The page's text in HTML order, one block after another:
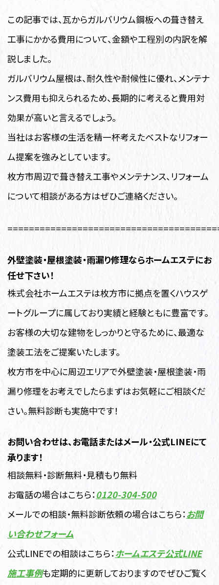
この記事では、瓦からガルバリウム鋼板への葺き替え
工事にかかる費用について、金額や工程別の内訳を解
説しました。
ガルバリウム屋根は、耐久性や耐候性に優れ、メンテナ
ンス費用も抑えられるため、長期的に考えると費用対
効果が高いと言えるでしょう。
当社はお客様の生活を精一杯考えたベストなリフォー
ム提案を強みとしています。
枚方市周辺で葺き替え工事やメンテナンス、リフォーム
について相談がある方はぜひご連絡ください。
外壁塗装・屋根塗装・雨漏り修理ならホームエステにお
任せ下さい！
株式会社ホームエステは枚方市に拠点を置くハウスゲ
ートグループに属しており実績と経験ともに豊富です。
お客様の大切な建物をしっかりと守るために、最適な
塗装工法をご提案いたします。
枚方市を中心に周辺エリアで外壁塗装・屋根塗装・雨
漏り修理をお考えでしたらまずはお気軽にご相談くだ
さい。無料診断も実施中です！
お問い合わせは、お電話またはメール・公式LINEにて
承ります！
相談無料・診断無料・見積もり無料
お電話の場合はこちら：0120-304-500
メールでの相談・無料診断依頼の場合はこちら：お問
い合わせフォーム
公式LINEでの相談はこちら：ホームエステ公式LINE
施工事例も定期的に更新しておりますのでぜひご覧く